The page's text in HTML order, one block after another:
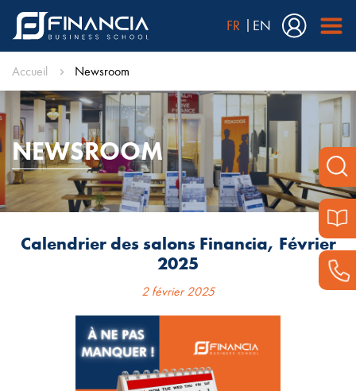
FR EN
Accueil Newsroom
NEWSROOM
Calendrier des salons Financia, Février
2025
2 février 2025